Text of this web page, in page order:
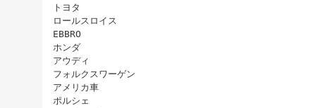
トヨタ
ロールスロイス
EBBRO
ホンダ
アウディ
フォルクスワーゲン
アメリカ車
ポルシェ